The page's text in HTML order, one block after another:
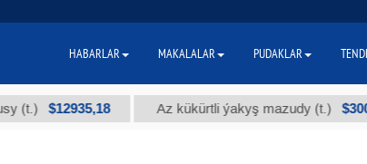
$12935,18 Az kükürtli ýakyş mazudy (t.) $300
HABARLAR MAKALALAR PUDAKLAR